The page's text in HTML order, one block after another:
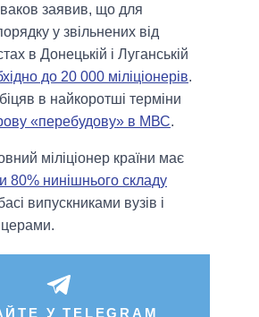
заявив, що для
у звільнених від
в Донецькій і Луганській
до 20 000 міліціонерів.
в найкоротші терміни
«перебудову» в МВС.
міліціонер країни має
80% нинішнього складу
випускниками вузів і
У TELEGRAM